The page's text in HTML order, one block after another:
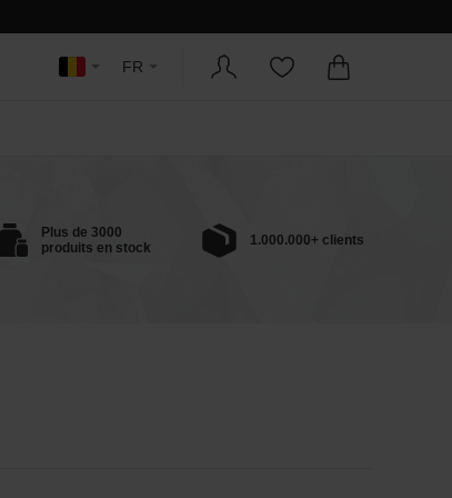
FR
Plus de 3000
produits en stock
1.000.000+ clients